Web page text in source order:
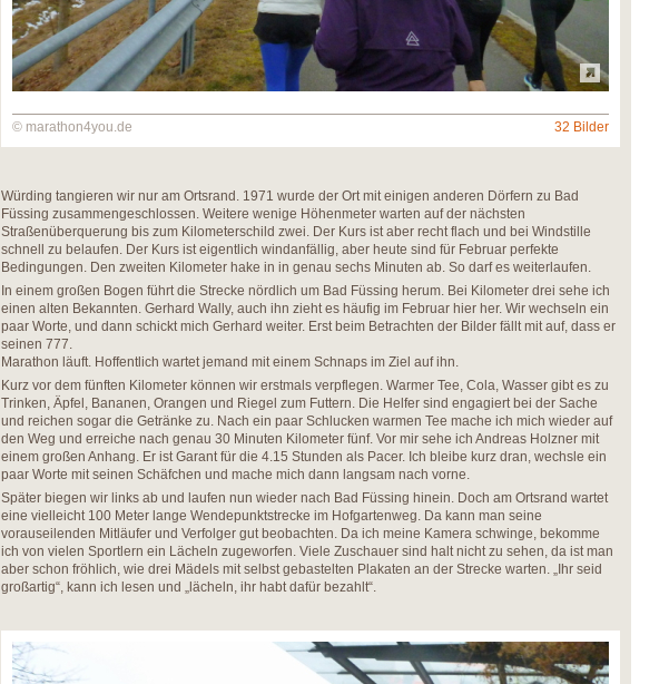
© marathon4you.de 32 Bilder
Würding tangieren wir nur am Ortsrand. 1971 wurde der Ort mit einigen anderen Dörfern zu Bad
Füssing zusammengeschlossen. Weitere wenige Höhenmeter warten auf der nächsten
Straßenüberquerung bis zum Kilometerschild zwei. Der Kurs ist aber recht flach und bei Windstille
schnell zu belaufen. Der Kurs ist eigentlich windanfällig, aber heute sind für Februar perfekte
Bedingungen. Den zweiten Kilometer hake in in genau sechs Minuten ab. So darf es weiterlaufen.
In einem großen Bogen führt die Strecke nördlich um Bad Füssing herum. Bei Kilometer drei sehe ich
einen alten Bekannten. Gerhard Wally, auch ihn zieht es häufig im Februar hier her. Wir wechseln ein
paar Worte, und dann schickt mich Gerhard weiter. Erst beim Betrachten der Bilder fällt mit auf, dass er
seinen 777.
Marathon läuft. Hoffentlich wartet jemand mit einem Schnaps im Ziel auf ihn.
Kurz vor dem fünften Kilometer können wir erstmals verpflegen. Warmer Tee, Cola, Wasser gibt es zu
Trinken, Äpfel, Bananen, Orangen und Riegel zum Futtern. Die Helfer sind engagiert bei der Sache
und reichen sogar die Getränke zu. Nach ein paar Schlucken warmen Tee mache ich mich wieder auf
den Weg und erreiche nach genau 30 Minuten Kilometer fünf. Vor mir sehe ich Andreas Holzner mit
einem großen Anhang. Er ist Garant für die 4.15 Stunden als Pacer. Ich bleibe kurz dran, wechsle ein
paar Worte mit seinen Schäfchen und mache mich dann langsam nach vorne.
Später biegen wir links ab und laufen nun wieder nach Bad Füssing hinein. Doch am Ortsrand wartet
eine vielleicht 100 Meter lange Wendepunktstrecke im Hofgartenweg. Da kann man seine
vorauseilenden Mitläufer und Verfolger gut beobachten. Da ich meine Kamera schwinge, bekomme
ich von vielen Sportlern ein Lächeln zugeworfen. Viele Zuschauer sind halt nicht zu sehen, da ist man
aber schon fröhlich, wie drei Mädels mit selbst gebastelten Plakaten an der Strecke warten. „Ihr seid
großartig“, kann ich lesen und „lächeln, ihr habt dafür bezahlt“.